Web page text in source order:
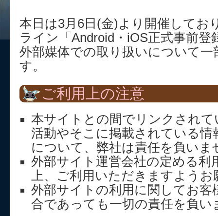
本日は3月6日(金)より開催してお
ライン「Android・iOS正式事前
外部媒体での取り扱いについて
す。
ご利用上の注意
本サイトとの間でリンクされ
活動やそこに掲載されている
について、弊社は責任を負いま
外部サイト運営会社の定める利
上、ご利用いただきますよう
外部サイトの利用に関してお客
合であっても一切の責任を負い